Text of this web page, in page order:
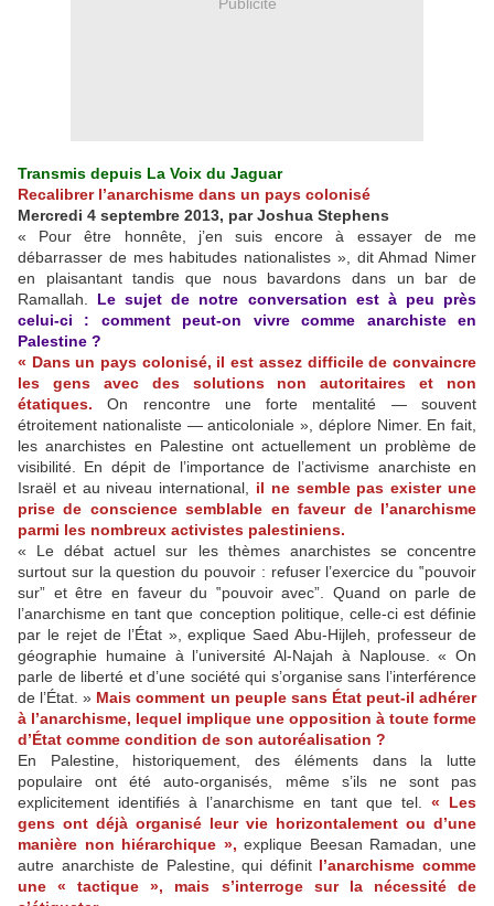
Transmis depuis La Voix du Jaguar
Recalibrer l’anarchisme dans un pays colonisé
Mercredi 4 septembre 2013, par Joshua Stephens
« Pour être honnête, j’en suis encore à essayer de me
débarrasser de mes habitudes nationalistes », dit Ahmad Nimer
en plaisantant tandis que nous bavardons dans un bar de
Ramallah. Le sujet de notre conversation est à peu près
celui-ci : comment peut-on vivre comme anarchiste en
Palestine ?
« Dans un pays colonisé, il est assez difficile de convaincre
les gens avec des solutions non autoritaires et non
étatiques. On rencontre une forte mentalité — souvent
étroitement nationaliste — anticoloniale », déplore Nimer. En fait,
les anarchistes en Palestine ont actuellement un problème de
visibilité. En dépit de l’importance de l’activisme anarchiste en
Israël et au niveau international, il ne semble pas exister une
prise de conscience semblable en faveur de l’anarchisme
parmi les nombreux activistes palestiniens.
« Le débat actuel sur les thèmes anarchistes se concentre
surtout sur la question du pouvoir : refuser l’exercice du ‟pouvoir
sur” et être en faveur du ‟pouvoir avec”. Quand on parle de
l’anarchisme en tant que conception politique, celle-ci est définie
par le rejet de l’État », explique Saed Abu-Hijleh, professeur de
géographie humaine à l’université Al-Najah à Naplouse. « On
parle de liberté et d’une société qui s’organise sans l’interférence
de l’État. » Mais comment un peuple sans État peut-il adhérer
à l’anarchisme, lequel implique une opposition à toute forme
d’État comme condition de son autoréalisation ?
En Palestine, historiquement, des éléments dans la lutte
populaire ont été auto-organisés, même s’ils ne sont pas
explicitement identifiés à l’anarchisme en tant que tel. « Les
gens ont déjà organisé leur vie horizontalement ou d’une
manière non hiérarchique », explique Beesan Ramadan, une
autre anarchiste de Palestine, qui définit l’anarchisme comme
une « tactique », mais s’interroge sur la nécessité de